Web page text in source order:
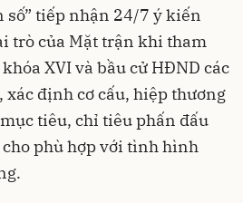
số” tiếp nhận 24/7 ý kiến
trò của Mặt trận khi tham
XVI và bầu cử HĐND các
định cơ cấu, hiệp thương
tiêu, chỉ tiêu phấn đấu
phù hợp với tình hình